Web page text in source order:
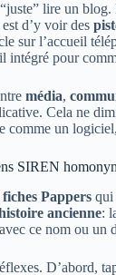
lire un blog.
d’y voir des
sur l’accueil
intégré pour
média,
Cela ne
comme un
SIREN
fiches Pappers qui
ancienne:
avec ce nom ou un
D’abord,